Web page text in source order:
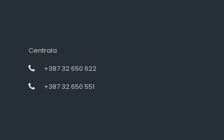
Centrala
+387 32 650 622
+387 32 650 551